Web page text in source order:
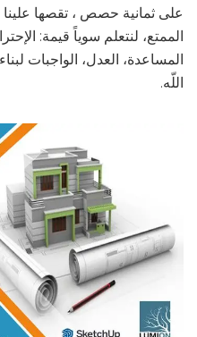
على ثمانية حصص ، تقصها علينا
الممتع، لنتعلم سوياً قيمة:
المساعدة، العدل، الواجبات
اللّه.